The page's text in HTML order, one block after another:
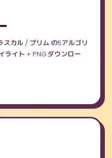
カル / プリム の5アルゴリ
ライト + PNG ダウンロー